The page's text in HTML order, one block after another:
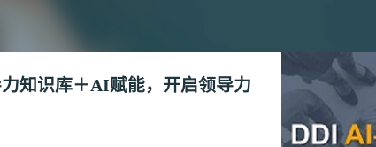
知识库＋AI赋能，开启领导力